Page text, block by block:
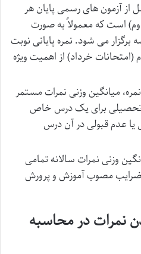
از آزمون های رسمی پایان هر
است که معمولاً به صورت
می شود. نمره پایانی نوبت
(امتحانات خرداد) از اهمیت ویژه
میانگین وزنی نمرات مستمر
تحصیلی برای یک درس خاص
عدم قبولی در آن درس
وزنی نمرات سالانه تمامی
مصوب آموزش و پرورش
نمرات در محاسبه